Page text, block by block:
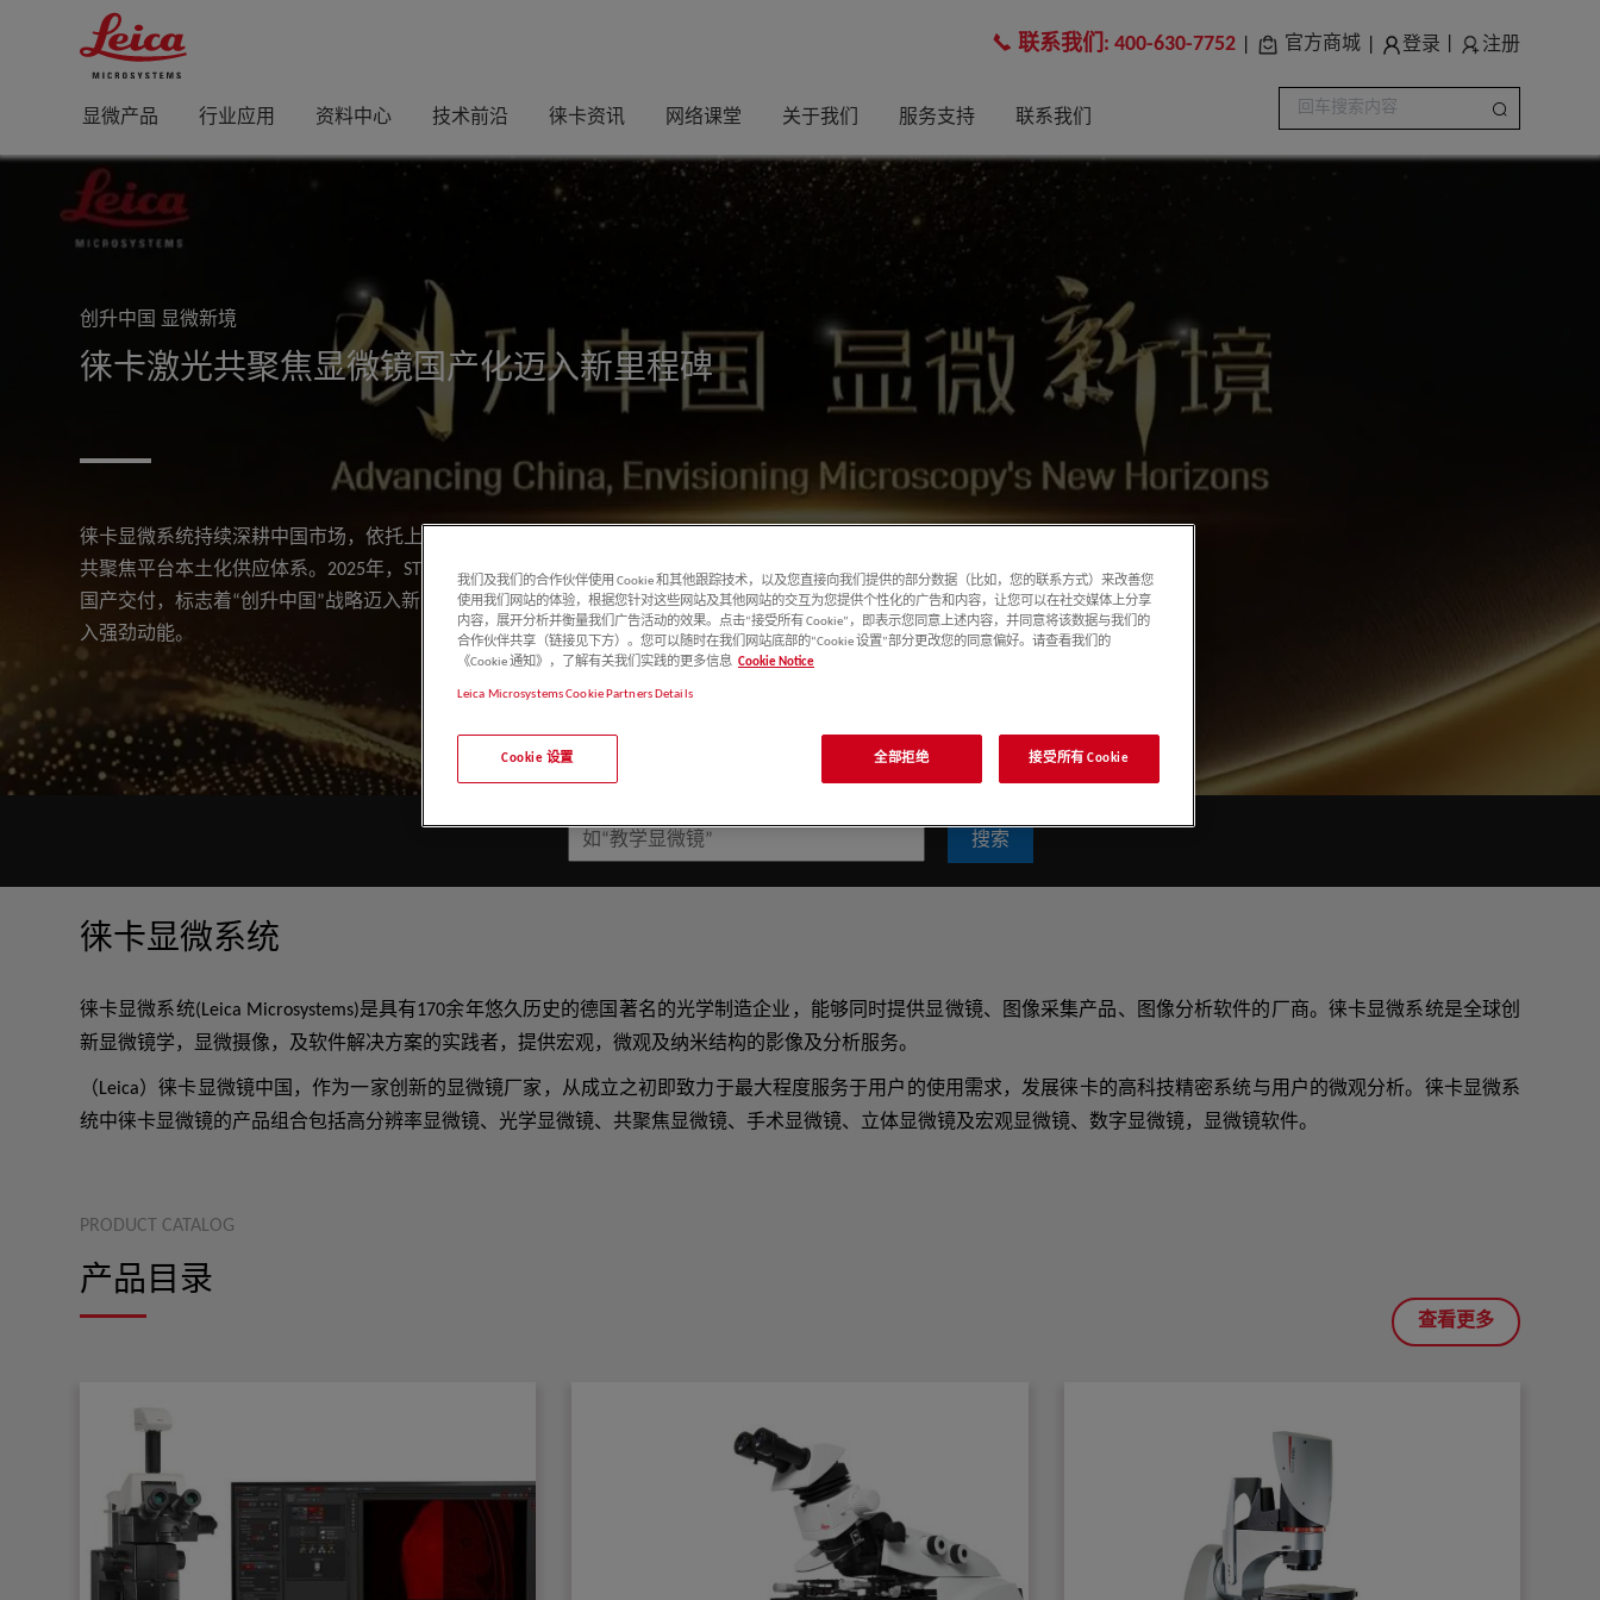
联系我们: 400-630-7752 官方商城 登录 注册
显微产品 行业应用 资料中心 技术前沿 徕卡资讯 网络课堂 关于我们 服务支持 联系我们
创升中国 显微新境
徕卡激光共聚焦显微镜国产化迈入新里程碑
徕卡显微系统持续深耕中国市场，依托上海工厂的先进制造能力，全面升级STELLARIS
共聚焦平台本土化供应体系。2025年，STELLARIS固定谱线与白激光两大系列实现年内
国产交付，标志着“创升中国”战略迈入新阶段，为生命科学、医学及交叉学科研究注
入强劲动能。
空间生物学正在改变生物学研究的格局
徕卡显微空间生物学研究解决方案
欢迎来到空间生物学发现的前沿！ 借助我们为空间生物学研究量身定制的综合资源，
深入探索未来。 探索并下载富有洞察力的电子书和点播网络研讨会，为您的研究之旅
提供丰富的知识。 利用 STELLARIS 共聚焦平台、Cell DIVE多重成像解决方案以及LMD
6/7（激光显微切割系统）提升您的研究水平，这些创新工具旨在阐明生物系统复杂的
空间组织。 您解开空间生物学之谜的旅程从这里开始！
全新一代入门级数码显微镜
Emspira 3在同一个系统中结合了执行全面的目视检查所需的所有功能，包括比较、测
量和文档共享，能够使用户简化检查过程、灵活满足检查需求、增强工作中的可信
Leica DVM6
徕卡DVM6数码视频显微镜
如果您从事质量控制/保证、故障分析、研发或取证工作，在Leica DVM6数码显微镜下
搜寻细节可能会占用您大量时间。
全新一代Leica UC Enuity超薄切片机
开启智能超薄切片技术新时代
您是否正在寻找一款质量卓越的超薄切片机？您是否希望能够轻松掌握超薄切片技
术，让实验前处理工作事半功倍？您是否希望提高体电子显微学研究效率，精准切到
目标为？ UC Enuity，全新一代超薄切片机，正是您需要的解决方案。
STELLARIS
要发表前沿的研究成果，您需要看到更多细节，尝试新的应用，能够收集到可靠的数
据。 我们的使命是成为您在显微镜领域的合作伙伴，助您在科学研究中不断进步。 我
们重新打造了共聚焦显微镜，推出了STELLARIS共聚焦平台，让您臻于真像。
徕卡金相显微镜解决方案
材料分析必备，金相显微镜助您探索材料世界
使用徕卡金相显微镜，可针对研发（R&D）、质量保证（QA）、故障分析（FA）或检
测需求，高效且准确地执行材料分析。 通过观察金属材料或合金的微观结构，并确定
其晶粒、夹杂物和相的成分及空间分布，可深入了解材料。徕卡金相显微镜具有高度
的灵活性，允许您通过各种软件模块定制解决方案。
搜索
徕卡显微系统
徕卡显微系统(Leica Microsystems)是具有170余年悠久历史的德国著名的光学制造企业，能够同时提供显微镜、图像采集产品、图像分析软件的厂商。徕卡显微系统是全球创
新显微镜学，显微摄像，及软件解决方案的实践者，提供宏观，微观及纳米结构的影像及分析服务。
（Leica）徕卡显微镜中国，作为一家创新的显微镜厂家，从成立之初即致力于最大程度服务于用户的使用需求，发展徕卡的高科技精密系统与用户的微观分析。徕卡显微系
统中徕卡显微镜的产品组合包括高分辨率显微镜、光学显微镜、共聚焦显微镜、手术显微镜、立体显微镜及宏观显微镜、数字显微镜，显微镜软件。
PRODUCT CATALOG
产品目录
查看更多
我们及我们的合作伙伴使用 Cookie 和其他跟踪技术，以及您直接向我们提供的部分数据（比如，您的联系方式）来改善您
使用我们网站的体验，根据您针对这些网站及其他网站的交互为您提供个性化的广告和内容，让您可以在社交媒体上分享
内容，展开分析并衡量我们广告活动的效果。点击“接受所有 Cookie”，即表示您同意上述内容，并同意将该数据与我们的
合作伙伴共享（链接见下方）。您可以随时在我们网站底部的“Cookie 设置”部分更改您的同意偏好。请查看我们的
《Cookie 通知》，了解有关我们实践的更多信息 Cookie Notice
Leica Microsystems Cookie Partners Details
Cookie 设置 全部拒绝 接受所有 Cookie